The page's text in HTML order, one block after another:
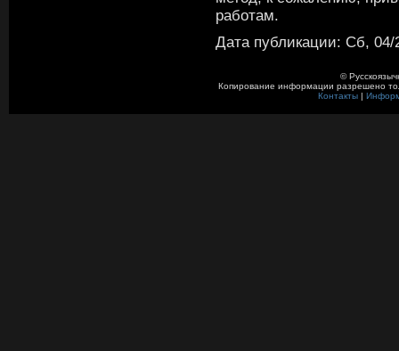
работам.
Дата публикации: Сб, 04/
©
Копирование информации разрешено
Контакты|